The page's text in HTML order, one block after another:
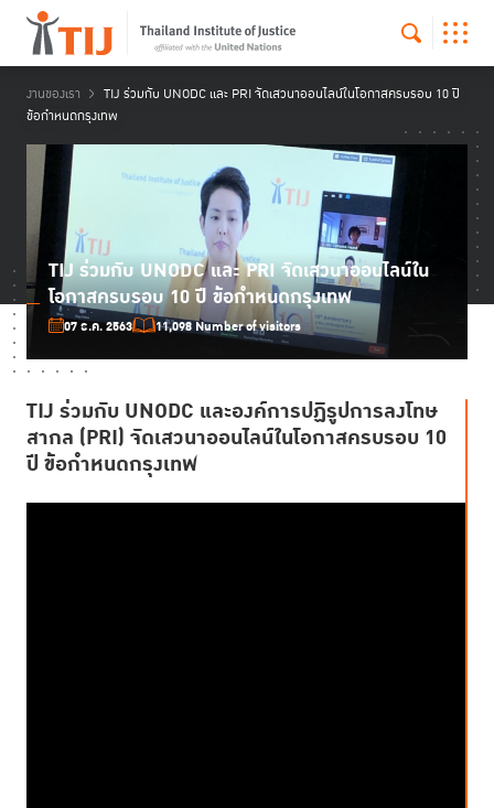
งานของเรา
TIJ ร่วมกับ UNODC และ PRI จัดเสวนาออนไลน์ในโอกาสครบรอบ 10 ปี
ข้อกำหนดกรุงเทพ
TIJ ร่วมกับ UNODC และ PRI จัดเสวนาออนไลน์ใน
โอกาสครบรอบ 10 ปี ข้อกำหนดกรุงเทพ
07 ธ.ค. 2563 11,098 Number of visitors
TIJ ร่วมกับUNODC และองค์การปฏิรูปการลงโทษ
สากล (PRI)จัดเสวนาออนไลน์ในโอกาสครบรอบ 10
ปี ข้อกำหนดกรุงเทพ